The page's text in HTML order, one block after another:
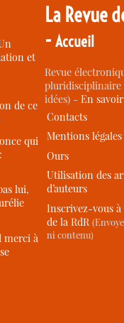
et
de ce
qui
lui,
merci à
La Revue
-Accueil
Revue
idées) -En
Contacts
Mentions légales
Ours
Utilisation des
d’auteurs
Inscrivez-vous
de la RdR
ni contenu)